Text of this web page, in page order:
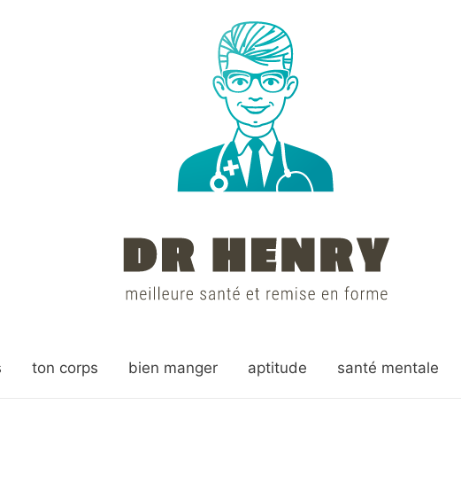
ton corps bien manger aptitude santé mentale